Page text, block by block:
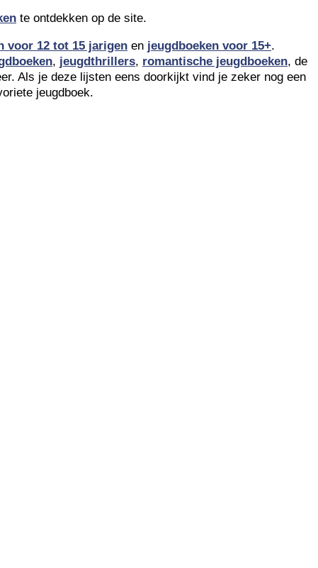
te ontdekken op de site.
voor 12 tot 15 jarigen en jeugdboeken voor 15+.
, jeugdthrillers, romantische jeugdboeken, de
Als je deze lijsten eens doorkijkt vind je zeker nog een
jeugdboek.